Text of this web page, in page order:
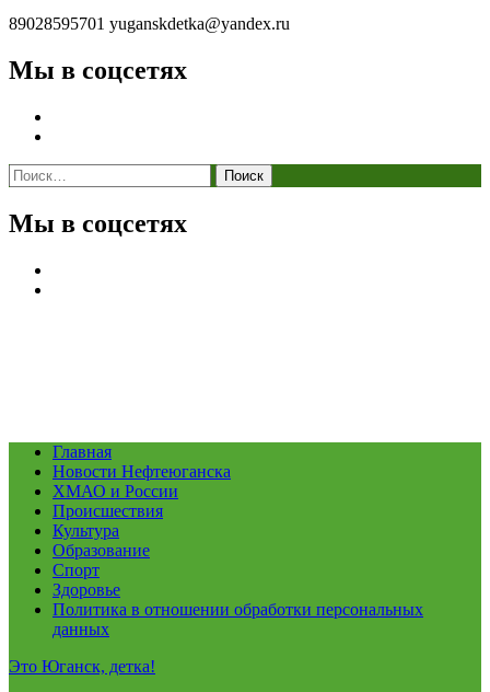
89028595701 yuganskdetka@yandex.ru
Мы в соцсетях
Найти:
Мы в соцсетях
Главная
Новости Нефтеюганска
ХМАО и России
Происшествия
Культура
Образование
Спорт
Здоровье
Политика в отношении обработки персональных
данных
Это Юганск, детка!